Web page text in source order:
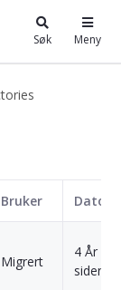
Søk Meny
Bruker Dato
Migrert
4 År
siden